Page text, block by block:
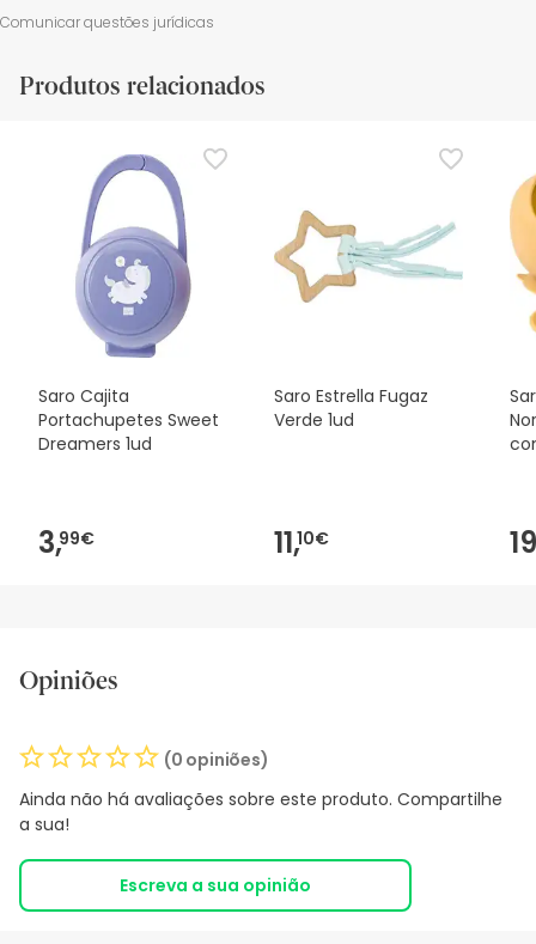
Comunicar questões jurídicas
Produtos relacionados
Saro Cajita
Portachupetes Sweet
Dreamers 1ud
3,99€
Saro Estrella Fugaz
Verde 1ud
11,10€
Opiniões
(0 opiniões)
Ainda não há avaliações sobre este produto. Compartilhe
a sua!
Escreva a sua opinião